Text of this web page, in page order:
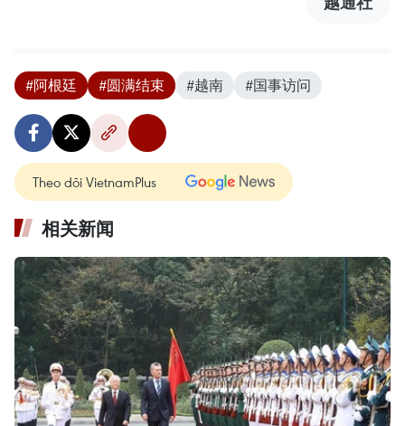
#阿根廷 #圆满结束 #越南 #国事访问
Theo dõi VietnamPlus
相关新闻